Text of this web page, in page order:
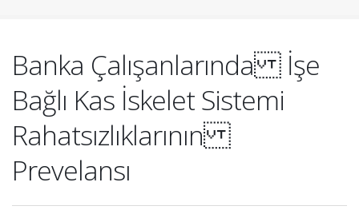
Banka Çalışanlarında İşe
Bağlı Kas İskelet Sistemi
Rahatsızlıklarının
Prevelansı